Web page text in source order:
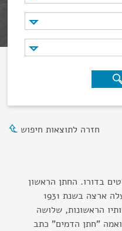
חזרה לתוצאות חיפוש
בדורו. החתן הראשון
של פרס ישראל לספרות ב - 1953. עלה ארצה בשנת 1931
הראשונות, שלושה
"חתן הדמים" כתב